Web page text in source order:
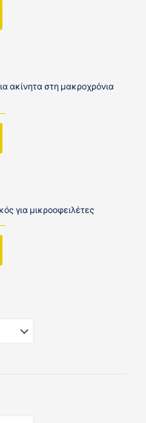
ακίνητα στη μακροχρόνια
για μικροοφειλέτες